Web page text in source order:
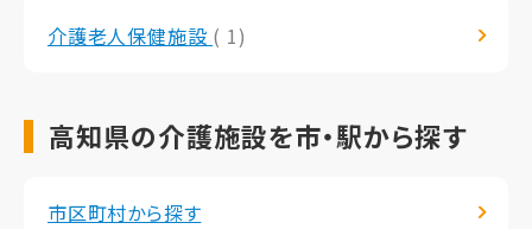
介護老人保健施設 ( 1)
高知県の介護施設を市・駅から探す
市区町村から探す